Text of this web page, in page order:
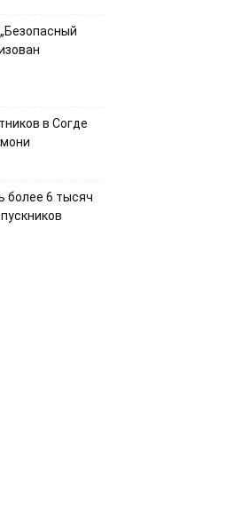
в Согде
более 6 тысяч